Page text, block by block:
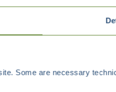
Some are necessary